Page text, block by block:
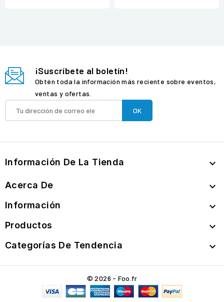
¡Suscríbete al boletín!
Obtén toda la información más reciente sobre eventos,
ventas y ofertas.
Información De La Tienda 
Acerca De 
Información 
Productos 
Categorías De Tendencia 
© 2026 - Foo.fr